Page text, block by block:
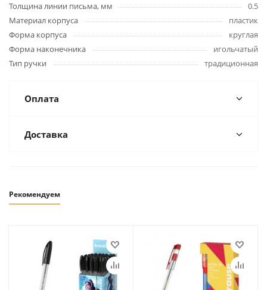
Толщина линии письма, мм
0.5
Материал корпуса
пластик
Форма корпуса
круглая
Форма наконечника
игольчатый
Тип ручки
традиционная
Оплата
Доставка
Рекомендуем